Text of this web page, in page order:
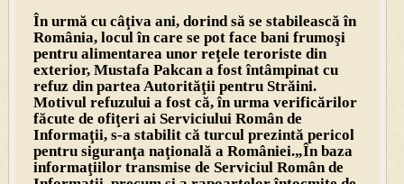
În urmă cu câţiva ani, dorind să se stabilească în
România, locul în care se pot face bani frumoşi
pentru alimentarea unor reţele teroriste din
exterior, Mustafa Pakcan a fost întâmpinat cu
refuz din partea Autorităţii pentru Străini.
Motivul refuzului a fost că, în urma verificărilor
făcute de ofiţeri ai Serviciului Român de
Informaţii, s-a stabilit că turcul prezintă pericol
pentru siguranţa naţională a României.„În baza
informaţiilor transmise de Serviciul Român de